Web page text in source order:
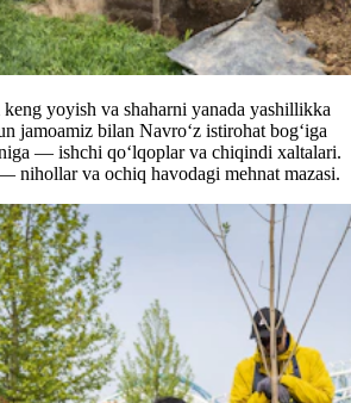
yoyish va shaharni yanada yashillikka
jamoamiz bilan Navro‘z istirohat bog‘iga
— ishchi qo‘lqoplar va chiqindi xaltalari.
nihollar va ochiq havodagi mehnat mazasi.